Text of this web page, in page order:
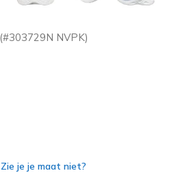
(#303729N NVPK)
Zie je je maat niet?